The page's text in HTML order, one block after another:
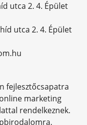
utca 2. 4. Épület
utca 2. 4. Épület
fejlesztőcsapatra
marketing
rendelkeznek.